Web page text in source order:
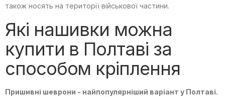
також носять на території військової частини.
Які нашивки можна
купити в Полтаві за
способом кріплення
Пришивні шеврони - найпопулярніший варіант у Полтаві.